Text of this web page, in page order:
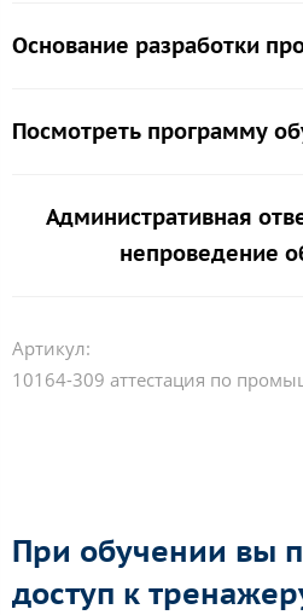
Основание разработки
Посмотреть программу
Административная
непроведение
Артикул:
10164-309 аттестация по
При обучении вы
доступ к